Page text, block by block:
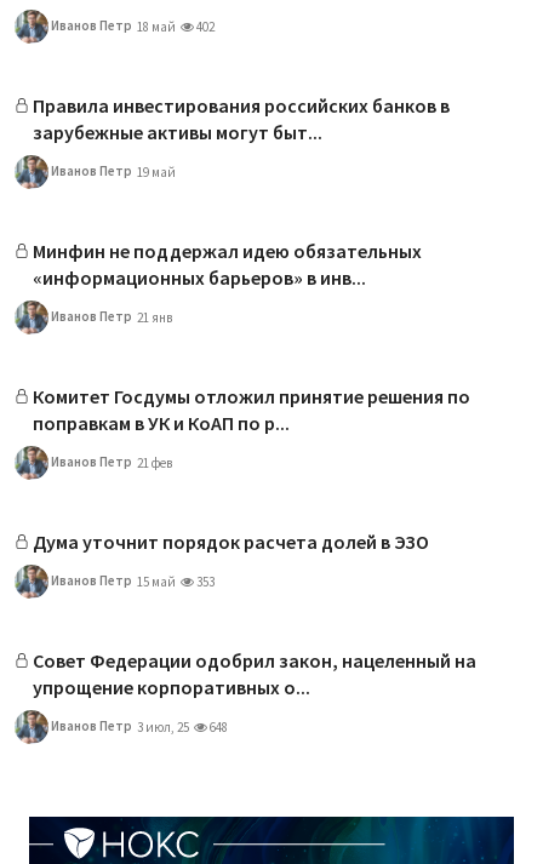
Иванов Петр 18 май 402
Правила инвестирования российских банков в
зарубежные активы могут быт...
Иванов Петр 19 май
Минфин не поддержал идею обязательных
«информационных барьеров» в инв...
Иванов Петр 21 янв
Комитет Госдумы отложил принятие решения по
поправкам в УК и КоАП по р...
Иванов Петр 21 фев
Дума уточнит порядок расчета долей в ЭЗО
Иванов Петр 15 май 353
Совет Федерации одобрил закон, нацеленный на
упрощение корпоративных о...
Иванов Петр 3 июл, 25 648